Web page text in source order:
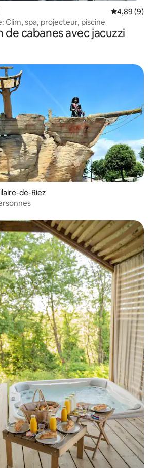
Évaluation
4,89 (9)
Clim, spa, projecteur, piscine
de cabanes avec jacuzzi
de-Riez